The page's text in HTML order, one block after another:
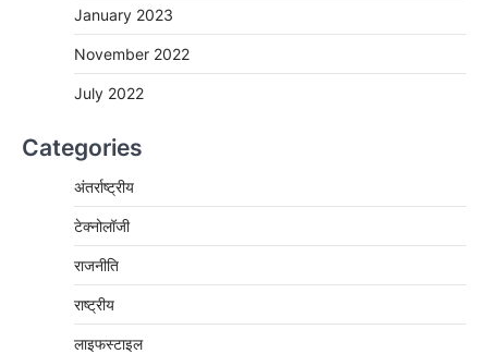
January 2023
November 2022
July 2022
Categories
अंतर्राष्ट्रीय
टेक्नोलॉजी
राजनीति
राष्ट्रीय
लाइफस्टाइल